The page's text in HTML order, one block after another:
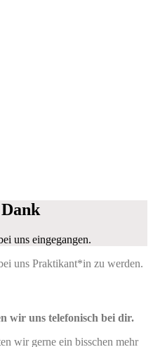
uns eingegangen.
uns Praktikant*in zu werden.
wir uns telefonisch bei dir.
wir gerne ein bisschen mehr